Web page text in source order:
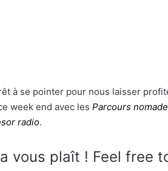
à se pointer pour nous laisser
week end avec lesParcours
radio.
vous plaît ! Feel free